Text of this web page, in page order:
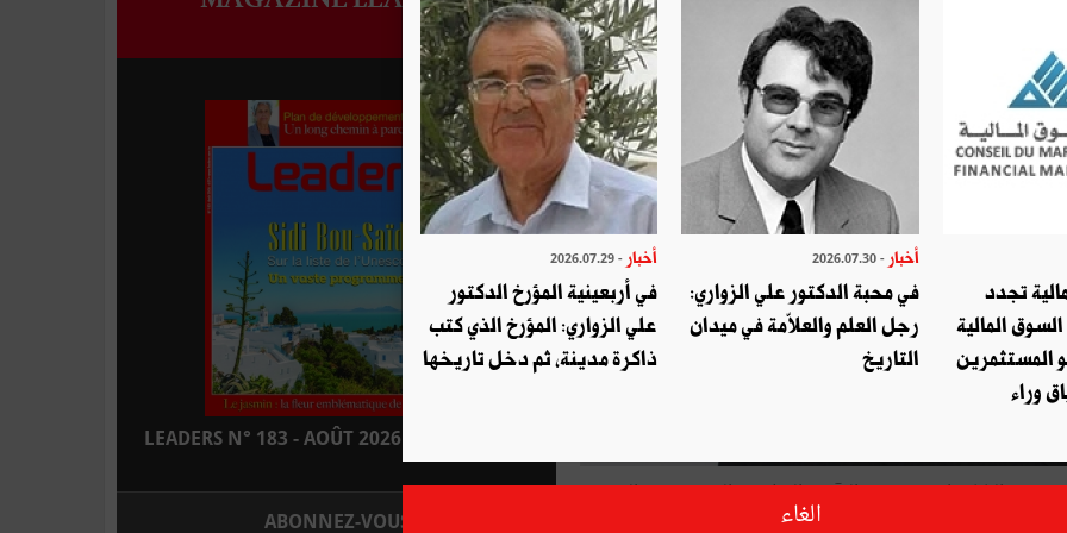
تحدّث البابا فرانسيس عن "المآسي الفظيعة والمنسيّة" في اليمن
LEADERS N° 183 - AOÛT 2026 : EN KIOSQUE
ABONNEZ-VOUS
تجدد
المالية
المستثمرين
وراء
أخبار - 2026.07.30
في محبة الدكتور علي الزواري:
رجل العلم والعلاّمة في ميدان
التاريخ
أخبار - 2026.07.29
في أربعينية المؤرخ الدكتور
علي الزواري: المؤرخ الذي كتب
ذاكرة مدينة، ثم دخل تاريخها
الغاء